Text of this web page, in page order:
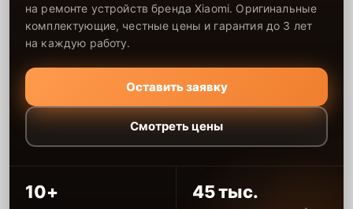
на ремонте устройств бренда Xiaomi. Оригинальные
комплектующие, честные цены и гарантия до 3 лет
на каждую работу.
Оставить заявку
Смотреть цены
10+ 45 тыс.